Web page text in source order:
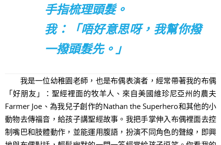
手指梳理頭髮。
我：「唔好意思呀，我幫你撥
一撥頭髮先。」
我是一位幼稚園老師，也是布偶表演者，經常帶著我的布偶
「好朋友」：聖經裡面的牧羊人、來自美國維珍尼亞州的農夫
Farmer Joe、為我兒子創作的Nathan the Superhero和其他的小
動物去傳福音，給孩子講聖經故事。我把手掌伸入布偶裡面去控
制嘴巴和肢體動作，並能運用腹語，扮演不同角色的聲線，即興